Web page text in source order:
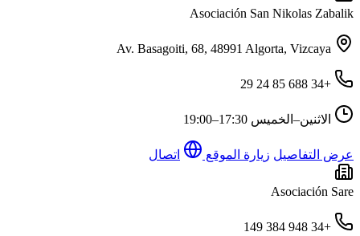
Asociación San Nikolas Zabalik
Av. Basagoiti, 68, 48991 Algorta, Vizcaya
+34 688 85 24 29
الاثنين–الخميس 17:30–19:00
عرض التفاصيل زيارة الموقع اتصال
Asociación Sare
+34 948 384 149